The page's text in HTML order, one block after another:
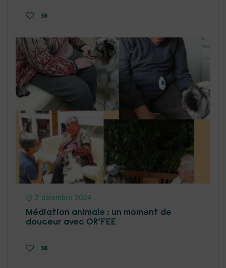
38
2 décembre 2024
Médiation animale : un moment de
douceur avec OR’FEE
38